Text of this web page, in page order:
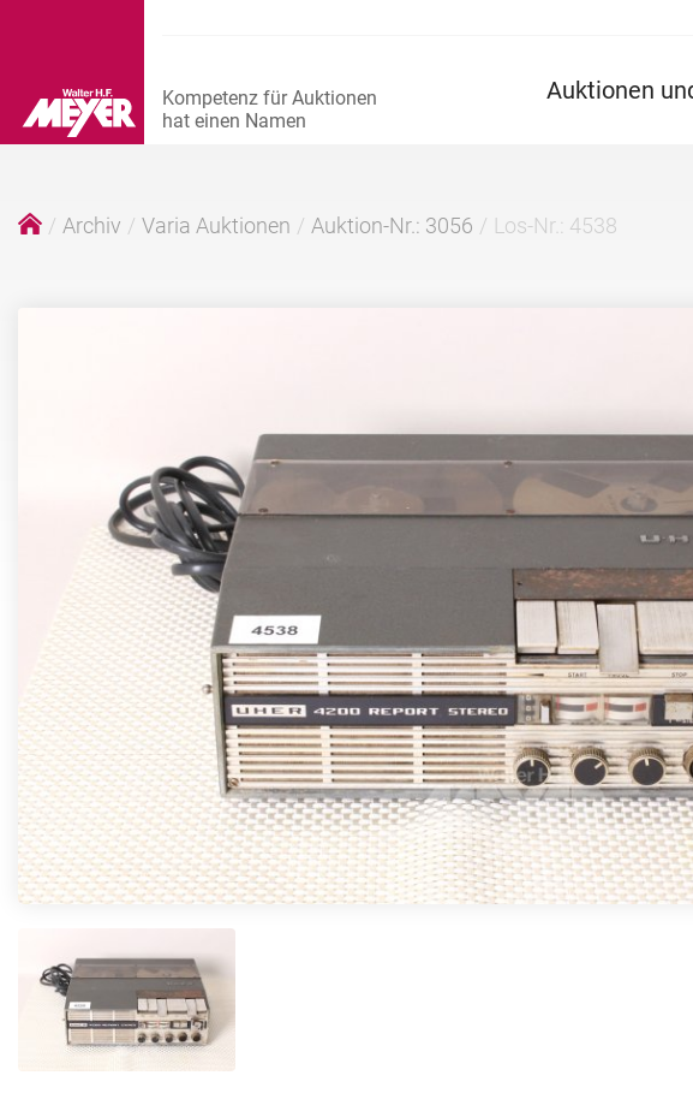
Auktionen
Archiv Varia Auktionen Auktion-Nr.: 3056 Los-Nr.: 4538